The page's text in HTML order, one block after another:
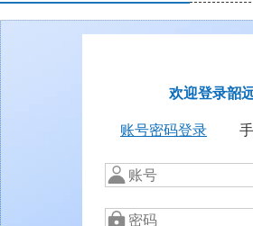
欢迎登录韶
账号密码登录